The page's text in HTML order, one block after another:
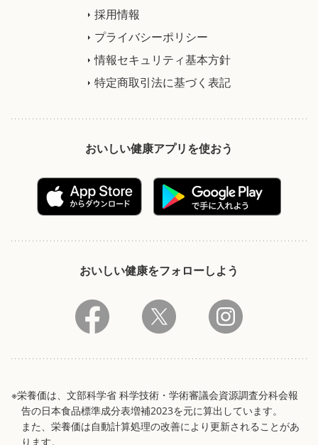
採用情報
プライバシーポリシー
情報セキュリティ基本方針
特定商取引法に基づく表記
おいしい健康アプリを使おう
おいしい健康をフォローしよう
※栄養価は、文部科学省 科学技術・学術審議会資源調査分科会報
告の日本食品標準成分表増補2023を元に算出しています。
また、栄養価は自動計算処理の改善により更新されることがあ
ります。